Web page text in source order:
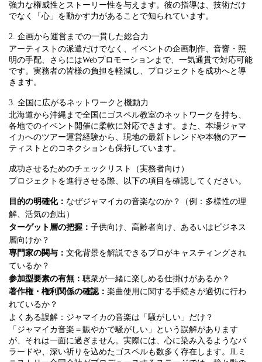
強力な権威性とストーリー性を与えます。彼の指導は、技術だけ
でなく「心」を動かす力があることで知られています。
2. 企画から運営までの一貫した総合力
アーティストの派遣だけでなく、イベントの企画制作、音響・照
明の手配、さらにはWebプロモーションまで、一気通貫で対応可能
です。実務者の皆様の負担を軽減し、プロジェクトを成功へと導
きます。
3. 全国に広がるネットワークと機動力
北海道から沖縄まで全国にゴスペル教室のネットワークを持ち、
各地でのイベント開催に柔軟に対応できます。また、本場ジャマ
イカへのツアー運営経験から、現地の最新トレンドや本物のアー
ティストとのコネクションも保持しています。
成功させるためのチェックリスト（実務者向け）
プロジェクトを進行させる際、以下の項目を確認してください。
目的の明確化： なぜジャマイカの音楽なのか？（例：多様性の理
解、活気の創出）
ターゲット層の把握： 子供向け、高齢者向け、あるいはビジネス
層向けか？
専門家の関与： 文化背景を解説できるプロがキャスティングされ
ているか？
参加型要素の有無： 聴衆が一緒に楽しめる仕掛けがあるか？
著作権・権利関係の確認： 楽曲使用に関する手続きが適切に行わ
れているか？
よくある誤解：ジャマイカの音楽は「騒がしい」だけ？
「ジャマイカ音楽＝賑やかで騒がしい」という誤解があります
が、それは一面に過ぎません。実際には、心に染み入るようなバ
ラードや、深い祈りを込めたゴスペルも数多く存在します。JLミ